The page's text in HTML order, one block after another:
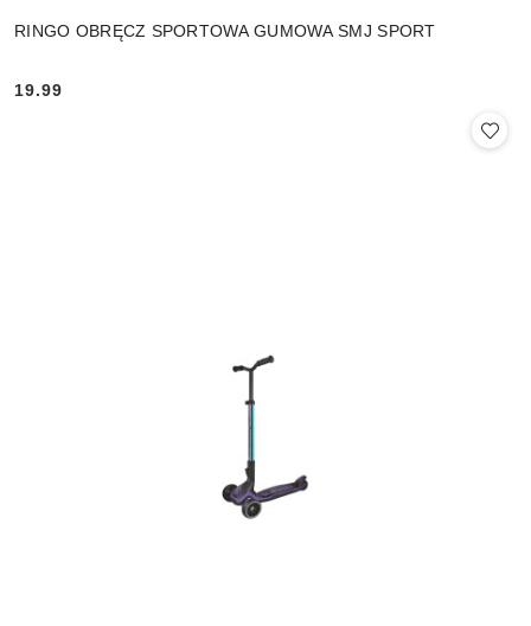
RINGO OBRĘCZ SPORTOWA GUMOWA SMJ SPORT
Cena:
19.99